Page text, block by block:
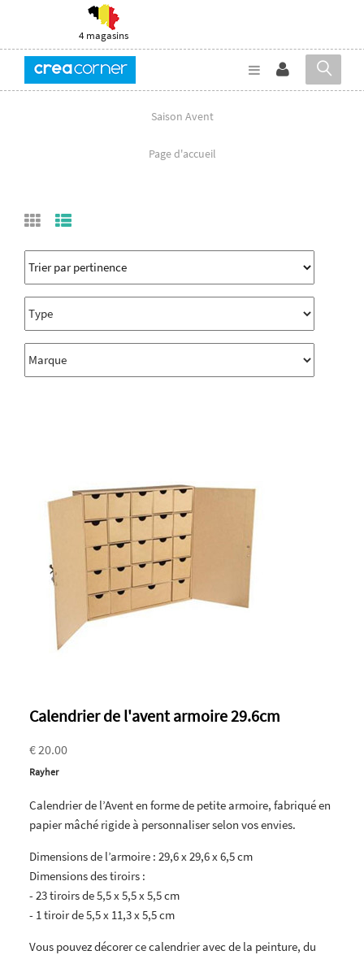
4 magasins
Saison Avent
Page d'accueil
Calendrier de l'avent armoire 29.6cm
€ 20.00
Rayher
Calendrier de l’Avent en forme de petite armoire, fabriqué en
papier mâché rigide à personnaliser selon vos envies.
Dimensions de l’armoire : 29,6 x 29,6 x 6,5 cm
Dimensions des tiroirs :
- 23 tiroirs de 5,5 x 5,5 x 5,5 cm
- 1 tiroir de 5,5 x 11,3 x 5,5 cm
Vous pouvez décorer ce calendrier avec de la peinture, du